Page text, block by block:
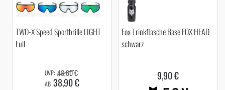
TWO-X Speed Sportbrille LIGHT
Full
AB 38,90 €
48,80 €
Fox Trinkflasche Base FOX HEAD
schwarz
9,90 €